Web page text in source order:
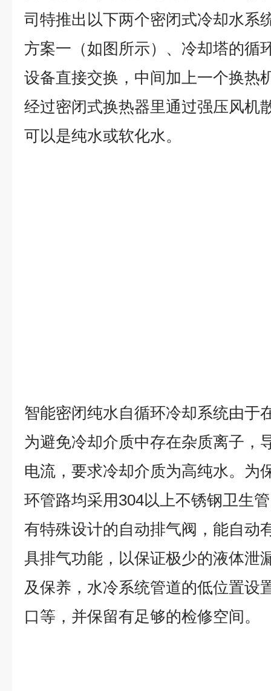
司特推出以下两个密闭式冷却水系
方案一（如图所示）、冷却塔的循
设备直接交换，中间加上一个换热
经过密闭式换热器里通过强压风机
可以是纯水或软化水。
智能密闭纯水自循环冷却系统由于
为避免冷却介质中存在杂质离子，
电流，要求冷却介质为高纯水。为
环管路均采用304以上不锈钢卫生
有特殊设计的自动排气阀，能自动
具排气功能，以保证极少的液体泄
及保养，水冷系统管道的低位置设
口等，并保留有足够的检修空间。